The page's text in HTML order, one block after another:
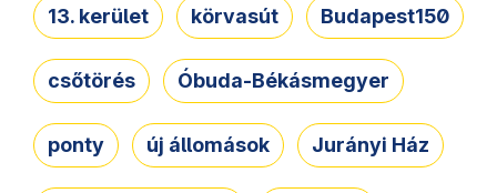
13. kerület körvasút Budapest150
csőtörés Óbuda-Békásmegyer
ponty új állomások Jurányi Ház